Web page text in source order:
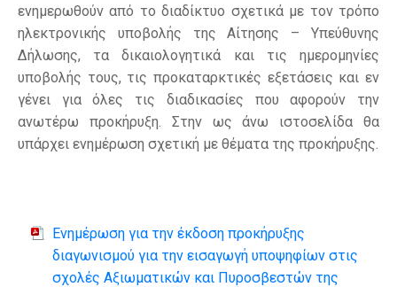
ενημερωθούν από το διαδίκτυο σχετικά με τον τρόπο
ηλεκτρονικής υποβολής της Αίτησης – Υπεύθυνης
Δήλωσης, τα δικαιολογητικά και τις ημερομηνίες
υποβολής τους, τις προκαταρκτικές εξετάσεις και εν
γένει για όλες τις διαδικασίες που αφορούν την
ανωτέρω προκήρυξη. Στην ως άνω ιστοσελίδα θα
υπάρχει ενημέρωση σχετική με θέματα της προκήρυξης.
Ενημέρωση για την έκδοση προκήρυξης
διαγωνισμού για την εισαγωγή υποψηφίων στις
σχολές Αξιωματικών και Πυροσβεστών της